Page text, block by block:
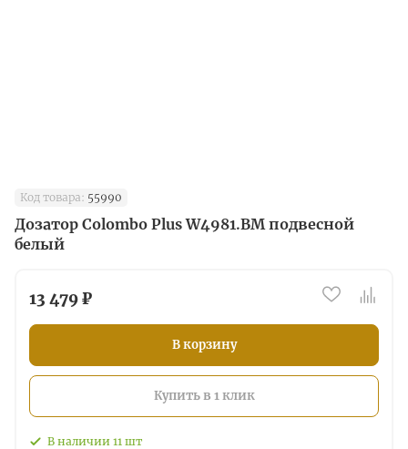
Код товара: 55990
Дозатор Colombo Plus W4981.BM подвесной
белый
13 479 ₽
В корзину
Купить в 1 клик
В наличии 11 шт